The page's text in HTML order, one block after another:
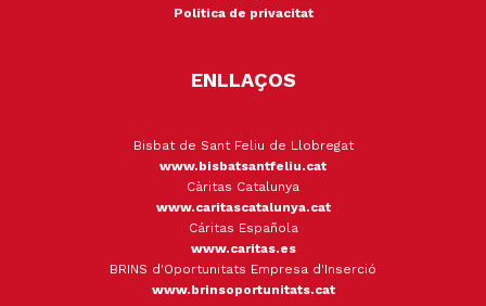
Política de privacitat
ENLLAÇOS
Bisbat de Sant Feliu de Llobregat
www.bisbatsantfeliu.cat
Càritas Catalunya
www.caritascatalunya.cat
Cáritas Española
www.caritas.es
BRINS d'Oportunitats Empresa d'Inserció
www.brinsoportunitats.cat